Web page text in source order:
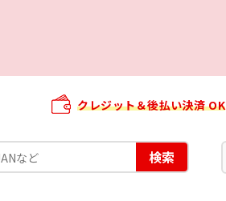
クレジット＆後払い決済 OK
検索